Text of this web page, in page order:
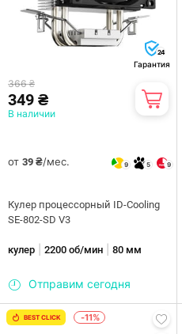
24
Гарантия
366 ₴
349 ₴
В наличии
от 39 ₴/мес. 9 5 9
Кулер процессорный ID-Cooling
SE-802-SD V3
кулер 2200 об/мин 80 мм
Отправим сегодня
BEST CLICK -11%